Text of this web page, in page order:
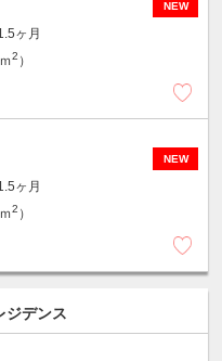
NEW
ヶ月
2 ）
NEW
ヶ月
2 ）
ジデンス